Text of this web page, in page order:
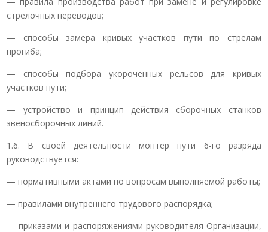
стрелочных переводов;
— способы замера кривых участков пути по стрелам
прогиба;
— способы подбора укороченных рельсов для кривых
участков пути;
— устройство и принцип действия сборочных станков
звеносборочных линий.
1.6. В своей деятельности монтер пути 6-го разряда
руководствуется:
— нормативными актами по вопросам выполняемой работы;
— правилами внутреннего трудового распорядка;
— приказами и распоряжениями руководителя Организации,